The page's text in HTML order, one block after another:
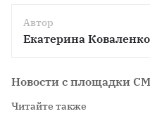
Автор
Екатерина Коваленко
Новости с площадки
Читайте также